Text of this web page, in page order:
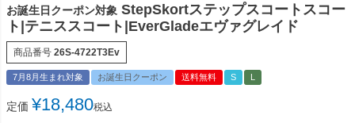
お誕生日クーポン対象 StepSkortステップスコートスコー
ト|テニススコート|EverGladeエヴァグレイド
商品番号 26S-4722T3Ev
7月8月生まれ対象 お誕生日クーポン 送料無料 S L
定価 ¥18,480税込